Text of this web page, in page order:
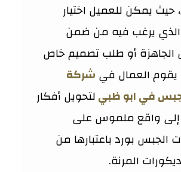
حيث يمكن للعميل اختيار
يرغب فيه من ضمن
الجاهزة أو طلب تصميم خاص
يقوم العمال في شركة
في ابو ظبيلتحويل أفكار
إلى واقع ملموس على
الجبس بورد باعتبارها من
المرنة.